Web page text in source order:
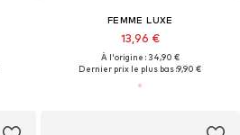
FEMME LUXE
13,96 €
À l'origine : 34,90 €
Dernier prix le plus bas :9,90 €